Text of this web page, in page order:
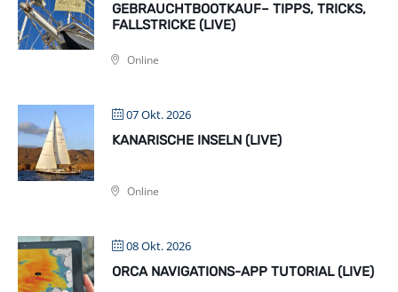
GEBRAUCHTBOOTKAUF– TIPPS, TRICKS,
FALLSTRICKE (LIVE)
Online
07 Okt. 2026
KANARISCHE INSELN (LIVE)
Online
08 Okt. 2026
ORCA NAVIGATIONS-APP TUTORIAL (LIVE)